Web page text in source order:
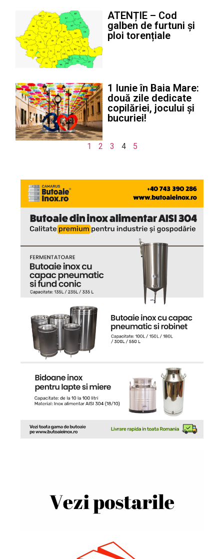
ATENȚIE – Cod
galben de furtuni și
ploi torențiale
1 Iunie în Baia Mare:
două zile dedicate
copilăriei, jocului și
bucuriei!
1 2 3 4 5